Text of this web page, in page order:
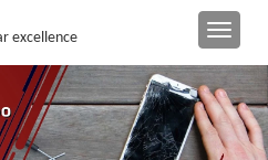
excellence